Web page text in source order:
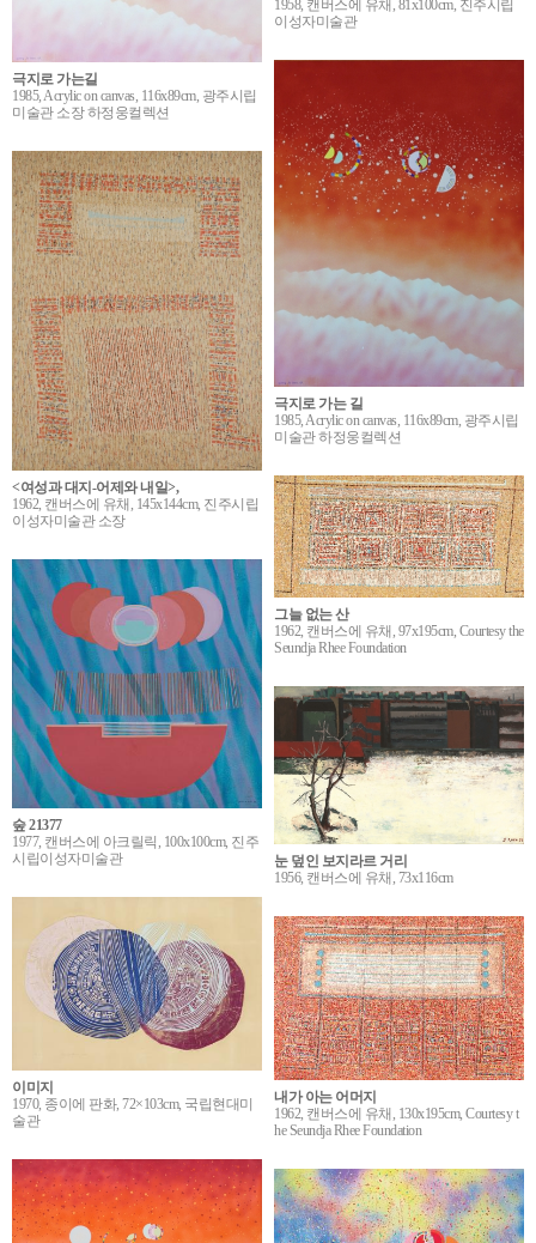
극지로 가는길
1985, Acrylic on canvas, 116x89cm, 광주시립
미술관 소장 하정웅컬렉션
1958, 캔버스에 유채, 81x100cm, 진주시립
이성자미술관
극지로 가는 길
1985, Acrylic on canvas, 116x89cm, 광주시립
미술관 하정웅컬렉션
<여성과 대지-어제와 내일>,
1962, 캔버스에 유채, 145x144cm, 진주시립
이성자미술관 소장
그늘 없는 산
1962, 캔버스에 유채, 97x195cm, Courtesy the
Seundja Rhee Foundation
숲 21377
1977, 캔버스에 아크릴릭, 100x100cm, 진주
시립이성자미술관
눈 덮인 보지라르 거리
1956, 캔버스에 유채, 73x116cm
이미지
1970, 종이에 판화, 72×103cm, 국립현대미
술관
내가 아는 어머지
1962, 캔버스에 유채, 130x195cm, Courtesy t
he Seundja Rhee Foundation